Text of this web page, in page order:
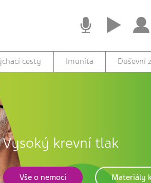
cesty Imunita Duševní
Vysoký krevní tlak
Vše o nemoci Materiály